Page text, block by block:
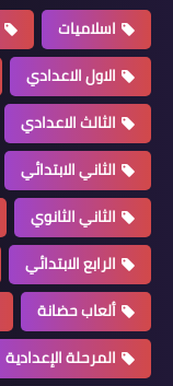
اسلاميات
الاول الاعدادي
الثالث الاعدادي
الثاني الابتدائي
الثاني الثانوي
الرابع الابتدائي
ألعاب حضانة
المرحلة الإعدادية